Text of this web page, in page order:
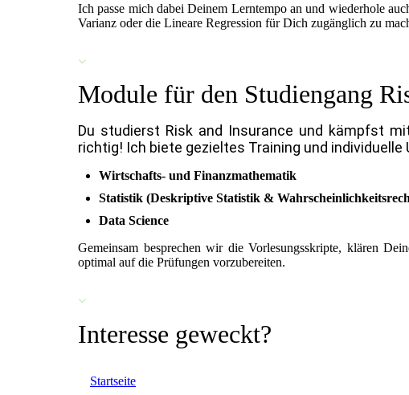
Ich passe mich dabei Deinem Lerntempo an und wiederhole
Varianz oder die Lineare Regression für Dich zugänglich zu
Module für den Studiengang
Du studierst Risk and Insurance und kämpfst
richtig! Ich biete gezieltes Training und
Wirtschafts- und Finanzmathematik
Statistik (Deskriptive Statistik &
Data Science
Gemeinsam besprechen wir die Vorlesungsskripte, klären
optimal auf die Prüfungen vorzubereiten.
Interesse geweckt?
Startseite